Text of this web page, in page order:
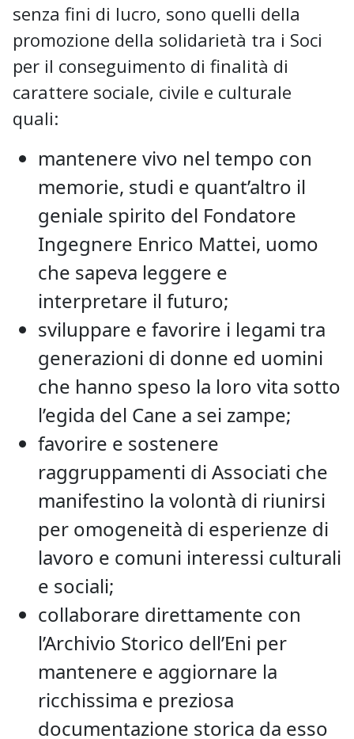
senza fini di lucro, sono quelli della
promozione della solidarietà tra i Soci
per il conseguimento di finalità di
carattere sociale, civile e culturale
quali:
mantenere vivo nel tempo con
memorie, studi e quant’altro il
geniale spirito del Fondatore
Ingegnere Enrico Mattei, uomo
che sapeva leggere e
interpretare il futuro;
sviluppare e favorire i legami tra
generazioni di donne ed uomini
che hanno speso la loro vita sotto
l’egida del Cane a sei zampe;
favorire e sostenere
raggruppamenti di Associati che
manifestino la volontà di riunirsi
per omogeneità di esperienze di
lavoro e comuni interessi culturali
e sociali;
collaborare direttamente con
l’Archivio Storico dell’Eni per
mantenere e aggiornare la
ricchissima e preziosa
documentazione storica da esso